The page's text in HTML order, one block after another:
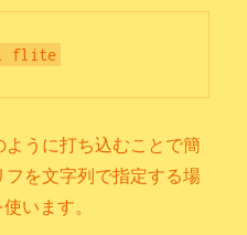
うに打ち込むことで簡
を文字列で指定する場
います。